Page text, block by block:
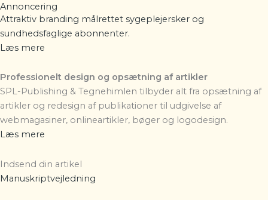
Annoncering
Attraktiv branding målrettet sygeplejersker og
sundhedsfaglige abonnenter.
Læs mere
Professionelt design og opsætning af artikler
SPL-Publishing & Tegnehimlen tilbyder alt fra opsætning af
artikler og redesign af publikationer til udgivelse af
webmagasiner, onlineartikler, bøger og logodesign.
Læs mere
Indsend din artikel
Manuskriptvejledning